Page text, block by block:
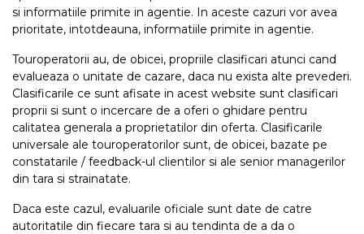
si informatiile primite in agentie. In aceste cazuri vor avea
prioritate, intotdeauna, informatiile primite in agentie.
Touroperatorii au, de obicei, propriile clasificari atunci cand
evalueaza o unitate de cazare, daca nu exista alte prevederi.
Clasificarile ce sunt afisate in acest website sunt clasificari
proprii si sunt o incercare de a oferi o ghidare pentru
calitatea generala a proprietatilor din oferta. Clasificarile
universale ale touroperatorilor sunt, de obicei, bazate pe
constatarile / feedback-ul clientilor si ale senior managerilor
din tara si strainatate.
Daca este cazul, evaluarile oficiale sunt date de catre
autoritatile din fiecare tara si au tendinta de a da o